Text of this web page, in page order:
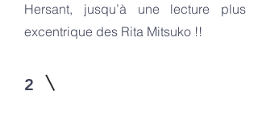
Hersant, jusqu’à une lecture plus
excentrique des Rita Mitsuko !!
2